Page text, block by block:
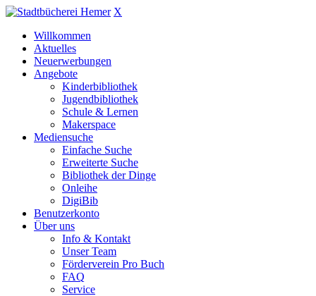
X
Willkommen
Aktuelles
Neuerwerbungen
Angebote
Kinderbibliothek
Jugendbibliothek
Schule & Lernen
Makerspace
Mediensuche
Einfache Suche
Erweiterte Suche
Bibliothek der Dinge
Onleihe
DigiBib
Benutzerkonto
Über uns
Info & Kontakt
Unser Team
Förderverein Pro Buch
FAQ
Service